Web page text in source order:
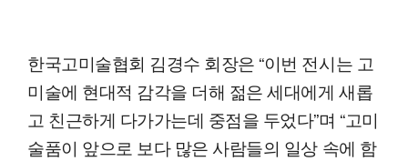
한국고미술협회 김경수 회장은 “이번 전시는 고
미술에 현대적 감각을 더해 젊은 세대에게 새롭
고 친근하게 다가가는데 중점을 두었다”며 “고미
술품이 앞으로 보다 많은 사람들의 일상 속에 함